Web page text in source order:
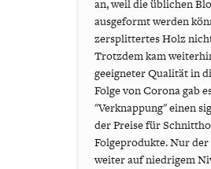
an, weil die üblichen
ausgeformt werden
zersplittertes Holz
Trotzdem kam
geeigneter Qualität in
Folge von Corona gab
"Verknappung" einen
der Preise für
Folgeprodukte. Nur
weiter auf niedrigem